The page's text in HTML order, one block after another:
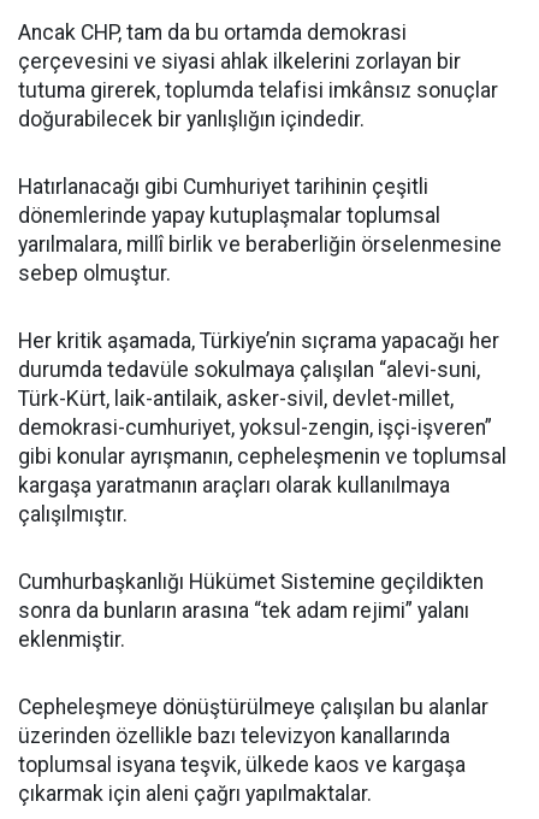
Ancak CHP, tam da bu ortamda demokrasi
çerçevesini ve siyasi ahlak ilkelerini zorlayan bir
tutuma girerek, toplumda telafisi imkânsız sonuçlar
doğurabilecek bir yanlışlığın içindedir.
Hatırlanacağı gibi Cumhuriyet tarihinin çeşitli
dönemlerinde yapay kutuplaşmalar toplumsal
yarılmalara, millî birlik ve beraberliğin örselenmesine
sebep olmuştur.
Her kritik aşamada, Türkiye’nin sıçrama yapacağı her
durumda tedavüle sokulmaya çalışılan “alevi-suni,
Türk-Kürt, laik-antilaik, asker-sivil, devlet-millet,
demokrasi-cumhuriyet, yoksul-zengin, işçi-işveren”
gibi konular ayrışmanın, cepheleşmenin ve toplumsal
kargaşa yaratmanın araçları olarak kullanılmaya
çalışılmıştır.
Cumhurbaşkanlığı Hükümet Sistemine geçildikten
sonra da bunların arasına “tek adam rejimi” yalanı
eklenmiştir.
Cepheleşmeye dönüştürülmeye çalışılan bu alanlar
üzerinden özellikle bazı televizyon kanallarında
toplumsal isyana teşvik, ülkede kaos ve kargaşa
çıkarmak için aleni çağrı yapılmaktalar.